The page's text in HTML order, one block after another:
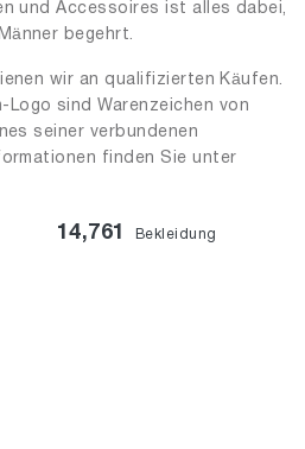
und Accessoires ist alles dabei,
begehrt.
wir an qualifizierten Käufen.
Logo sind Warenzeichen von
seiner verbundenen
finden Sie unter
14,761 Bekleidung